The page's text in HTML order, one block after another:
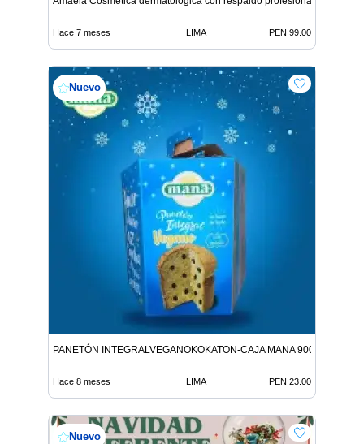
Hace 7 meses LIMA PEN 99.00
Nuevo
PANETÓN INTEGRALVEGANOKOKATON-CAJA MANA 900G
Hace 8 meses LIMA PEN 23.00
Nuevo